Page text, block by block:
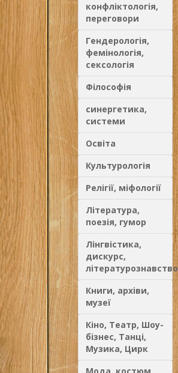
конфліктологія,
переговори
Гендерологія,
фемінологія,
сексологія
Філософія
синергетика,
системи
Освіта
Культурологія
Релігії, міфології
Література,
поезія, гумор
Лінгвістика,
дискурс,
літературознавство
Книги, архіви,
музеї
Кіно, Театр, Шоу-
бізнес, Танці,
Музика, Цирк